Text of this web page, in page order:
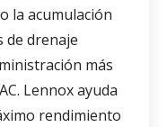
la acumulación
de drenaje
más
Lennox ayuda
rendimiento